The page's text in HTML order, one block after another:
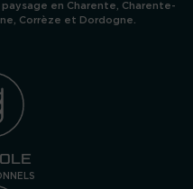
en Charente, Charente-
Corrèze et Dordogne.